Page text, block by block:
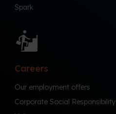
Spark
Careers
Our employment offers
Corporate Social Responsibility